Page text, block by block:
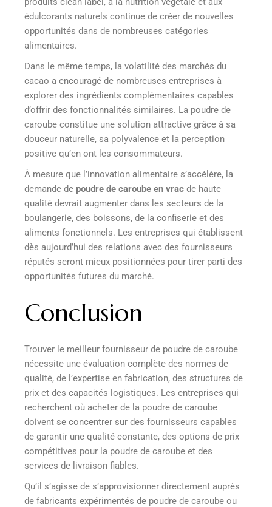
édulcorants naturels continue de créer de nouvelles
opportunités dans de nombreuses catégories
alimentaires.
Dans le même temps, la volatilité des marchés du
cacao a encouragé de nombreuses entreprises à
explorer des ingrédients complémentaires capables
d’offrir des fonctionnalités similaires. La poudre de
caroube constitue une solution attractive grâce à sa
douceur naturelle, sa polyvalence et la perception
positive qu’en ont les consommateurs.
À mesure que l’innovation alimentaire s’accélère, la
demande de poudre de caroube en vrac de haute
qualité devrait augmenter dans les secteurs de la
boulangerie, des boissons, de la confiserie et des
aliments fonctionnels. Les entreprises qui établissent
dès aujourd’hui des relations avec des fournisseurs
réputés seront mieux positionnées pour tirer parti des
opportunités futures du marché.
Conclusion
Trouver le meilleur fournisseur de poudre de caroube
nécessite une évaluation complète des normes de
qualité, de l’expertise en fabrication, des structures de
prix et des capacités logistiques. Les entreprises qui
recherchent où acheter de la poudre de caroube
doivent se concentrer sur des fournisseurs capables
de garantir une qualité constante, des options de prix
compétitives pour la poudre de caroube et des
services de livraison fiables.
Qu’il s’agisse de s’approvisionner directement auprès
de fabricants expérimentés de poudre de caroube ou